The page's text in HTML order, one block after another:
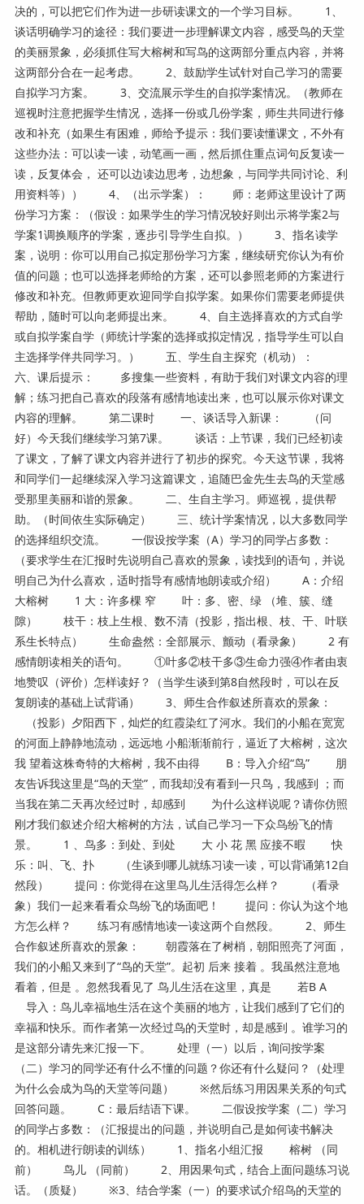
决的，可以把它们作为进一步研读课文的一个学习目标。 1、
谈话明确学习的途径：我们要进一步理解课文内容，感受鸟的天堂
的美丽景象，必须抓住写大榕树和写鸟的这两部分重点内容，并将
这两部分合在一起考虑。 2、鼓励学生试针对自己学习的需要
自拟学习方案。 3、交流展示学生的自拟学案情况。（教师在
巡视时注意把握学生情况，选择一份或几份学案，师生共同进行修
改和补充（如果生有困难，师给予提示：我们要读懂课文，不外有
这些办法：可以读一读，动笔画一画，然后抓住重点词句反复读一
读，反复体会， 还可以边读边思考，边想象，与同学共同讨论、利
用资料等）） 4、（出示学案）： 师：老师这里设计了两
份学习方案：（假设：如果学生的学习情况较好则出示将学案2与
学案1调换顺序的学案，逐步引导学生自拟。） 3、指名读学
案，说明：你可以用自己拟定那份学习方案，继续研究你认为有价
值的问题；也可以选择老师给的方案，还可以参照老师的方案进行
修改和补充。但教师更欢迎同学自拟学案。如果你们需要老师提供
帮助，随时可以向老师提出来。 4、自主选择喜欢的方式自学
或自拟学案自学（师统计学案的选择或拟定情况，指导学生可以自
主选择学伴共同学习。） 五、学生自主探究（机动）：
六、课后提示： 多搜集一些资料，有助于我们对课文内容的理
解；练习把自己喜欢的段落有感情地读出来，也可以展示你对课文
内容的理解。 第二课时 一、谈话导入新课： （问
好）今天我们继续学习第7课。 谈话：上节课，我们已经初读
了课文，了解了课文内容并进行了初步的探究。今天这节课，我将
和同学们一起继续深入学习这篇课文，追随巴金先生去鸟的天堂感
受那里美丽和谐的景象。 二、生自主学习。师巡视，提供帮
助。（时间依生实际确定） 三、统计学案情况，以大多数同学
的选择组织交流。 一假设按学案（A）学习的同学占多数：
（要求学生在汇报时先说明自己喜欢的景象，读找到的语句，并说
明自己为什么喜欢，适时指导有感情地朗读或介绍） A：介绍
大榕树 1 大：许多棵 窄 叶：多、密、绿 （堆、簇、缝
隙） 枝干：枝上生根、数不清（投影，指出根、枝、干、叶联
系生长特点） 生命盎然：全部展示、颤动（看录象） 2 有
感情朗读相关的语句。 ①叶多②枝干多③生命力强④作者由衷
地赞叹（评价）怎样读好？（当学生谈到第8自然段时，可以在反
复朗读的基础上试背诵） 3、师生合作叙述所喜欢的景象：
（投影）夕阳西下，灿烂的红霞染红了河水。我们的小船在宽宽
的河面上静静地流动，远远地 小船渐渐前行，逼近了大榕树，这次
我 望着这株奇特的大榕树，我不由得 B：导入介绍“鸟” 朋
友告诉我这里是“鸟的天堂”，而我却没有看到一只鸟，我感到 ；而
当我在第二天再次经过时，却感到 为什么这样说呢？请你仿照
刚才我们叙述介绍大榕树的方法，试自己学习一下众鸟纷飞的情
景。 1 、鸟多：到处、到处 大 小 花 黑 应接不暇 快
乐：叫、飞、扑 （生谈到哪儿就练习读一读，可以背诵第12自
然段） 提问：你觉得在这里鸟儿生活得怎么样？ （看录
象）我们一起来看看众鸟纷飞的场面吧！ 提问：你认为这个地
方怎么样？ 练习有感情地读一读这两个自然段。 2、师生
合作叙述所喜欢的景象： 朝霞落在了树梢，朝阳照亮了河面，
我们的小船又来到了“鸟的天堂”。起初 后来 接着 。我虽然注意地
看着，但是 。忽然我看见了 鸟儿生活在这里，真是 若B A
导入：鸟儿幸福地生活在这个美丽的地方，让我们感到了它们的
幸福和快乐。而作者第一次经过鸟的天堂时，却是感到 。谁学习的
是这部分请先来汇报一下。 处理（一）以后，询问按学案
（二）学习的同学还有什么不懂的问题？你还有什么疑问？（处理
为什么会成为鸟的天堂等问题） ※然后练习用因果关系的句式
回答问题。 C：最后结语下课。 二假设按学案（二）学习
的同学占多数：（汇报提出的问题，并说明自己是如何读书解决
的。相机进行朗读的训练） 1、指名小组汇报 榕树 （同
前） 鸟儿 （同前） 2、用因果句式，结合上面问题练习说
话。（质疑） ※3、结合学案（一）的要求试介绍鸟的天堂的